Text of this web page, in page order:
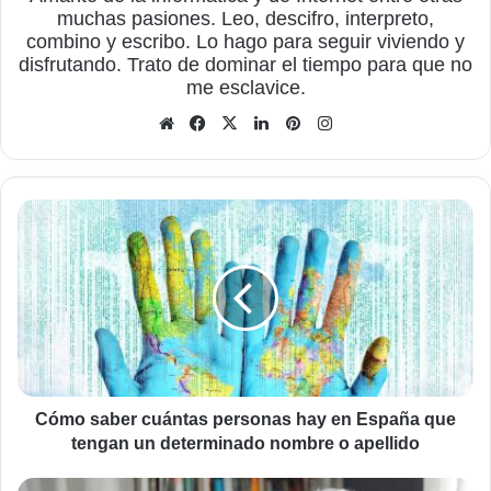
muchas pasiones. Leo, descifro, interpreto,
combino y escribo. Lo hago para seguir viviendo y
disfrutando. Trato de dominar el tiempo para que no
me esclavice.
Sitio
Facebook
X LinkedInPinterest
Cómo
saber
cuántas
personas
hay
en
España
que
tengan
un
determinado
o
Cómo saber cuántas personas hay en España que
tengan un determinado nombre o apellido